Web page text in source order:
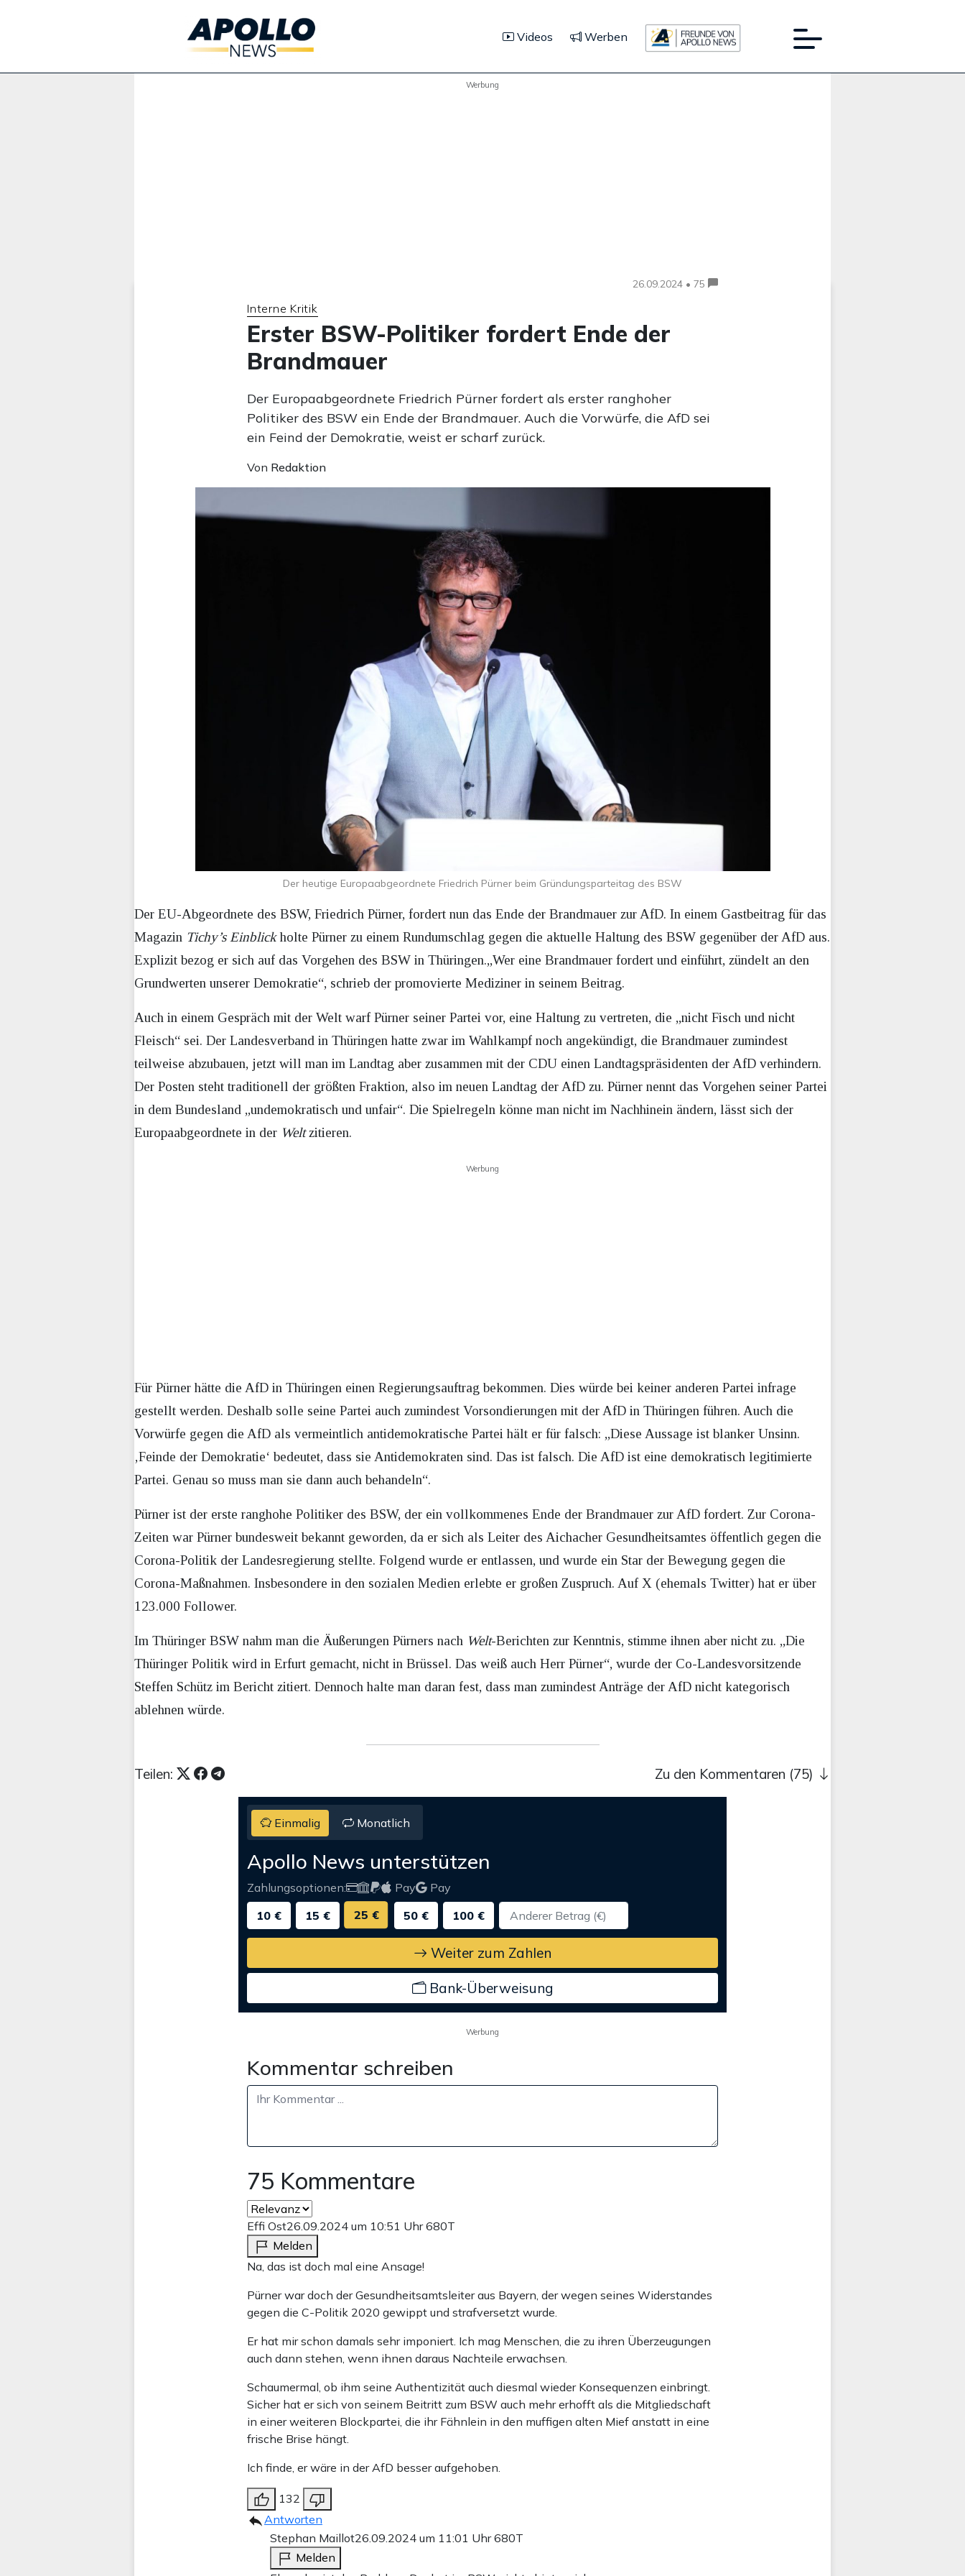
Videos Werben
Werbung
26.09.2024 • 75
Interne Kritik
Erster BSW-Politiker fordert Ende der
Brandmauer
Der Europaabgeordnete Friedrich Pürner fordert als erster ranghoher
Politiker des BSW ein Ende der Brandmauer. Auch die Vorwürfe, die AfD sei
ein Feind der Demokratie, weist er scharf zurück.
Von Redaktion
Der heutige Europaabgeordnete Friedrich Pürner beim Gründungsparteitag des BSW
Der EU-Abgeordnete des BSW, Friedrich Pürner, fordert nun das Ende der Brandmauer zur AfD. In einem Gastbeitrag für das
Magazin Tichy’s Einblickholte Pürner zu einem Rundumschlag gegen die aktuelle Haltung des BSW gegenüber der AfD aus.
Explizit bezog er sich auf das Vorgehen des BSW in Thüringen.„Wer eine Brandmauer fordert und einführt, zündelt an den
Grundwerten unserer Demokratie“, schrieb der promovierte Mediziner in seinem Beitrag.
Auch in einem Gespräch mit der Welt warf Pürner seiner Partei vor, eine Haltung zu vertreten, die „nicht Fisch und nicht
Fleisch“ sei. Der Landesverband in Thüringen hatte zwar im Wahlkampf noch angekündigt, die Brandmauer zumindest
teilweise abzubauen, jetzt will man im Landtag aber zusammen mit der CDU einen Landtagspräsidenten der AfD verhindern.
Der Posten steht traditionell der größten Fraktion, also im neuen Landtag der AfD zu. Pürner nennt das Vorgehen seiner Partei
in dem Bundesland „undemokratisch und unfair“. Die Spielregeln könne man nicht im Nachhinein ändern, lässt sich der
Europaabgeordnete in der Weltzitieren.
Werbung
Für Pürner hätte die AfD in Thüringen einen Regierungsauftrag bekommen. Dies würde bei keiner anderen Partei infrage
gestellt werden. Deshalb solle seine Partei auch zumindest Vorsondierungen mit der AfD in Thüringen führen. Auch die
Vorwürfe gegen die AfD als vermeintlich antidemokratische Partei hält er für falsch: „Diese Aussage ist blanker Unsinn.
‚Feinde der Demokratie‘ bedeutet, dass sie Antidemokraten sind. Das ist falsch. Die AfD ist eine demokratisch legitimierte
Partei. Genau so muss man sie dann auch behandeln“.
Pürner ist der erste ranghohe Politiker des BSW, der ein vollkommenes Ende der Brandmauer zur AfD fordert. Zur Corona-
Zeiten war Pürner bundesweit bekannt geworden, da er sich als Leiter des Aichacher Gesundheitsamtes öffentlich gegen die
Corona-Politik der Landesregierung stellte. Folgend wurde er entlassen, und wurde ein Star der Bewegung gegen die
Corona-Maßnahmen. Insbesondere in den sozialen Medien erlebte er großen Zuspruch. Auf X (ehemals Twitter) hat er über
123.000 Follower.
Im Thüringer BSW nahm man die Äußerungen Pürners nach Welt-Berichten zur Kenntnis, stimme ihnen aber nicht zu. „Die
Thüringer Politik wird in Erfurt gemacht, nicht in Brüssel. Das weiß auch Herr Pürner“, wurde der Co-Landesvorsitzende
Steffen Schütz im Bericht zitiert. Dennoch halte man daran fest, dass man zumindest Anträge der AfD nicht kategorisch
ablehnen würde.
Teilen: Zu den Kommentaren (75)
Einmalig Monatlich
Apollo News unterstützen
Zahlungsoptionen: Pay
Pay
10 €
15 € 25 € 50 € 100 €
Weiter zum Zahlen
Bank-Überweisung
Werbung
Kommentar schreiben
75 Kommentare
Effi Ost26.09.2024 um 10:51 Uhr680T
Melden
Na, das ist doch mal eine Ansage!
Pürner war doch der Gesundheitsamtsleiter aus Bayern, der wegen seines Widerstandes
gegen die C-Politik 2020 gewippt und strafversetzt wurde.
Er hat mir schon damals sehr imponiert. Ich mag Menschen, die zu ihren Überzeugungen
auch dann stehen, wenn ihnen daraus Nachteile erwachsen.
Schaumermal, ob ihm seine Authentizität auch diesmal wieder Konsequenzen einbringt.
Sicher hat er sich von seinem Beitritt zum BSW auch mehr erhofft als die Mitgliedschaft
in einer weiteren Blockpartei, die ihr Fähnlein in den muffigen alten Mief anstatt in eine
frische Brise hängt.
Ich finde, er wäre in der AfD besser aufgehoben.
132
Antworten
Stephan Maillot26.09.2024 um 11:01 Uhr680T
Melden